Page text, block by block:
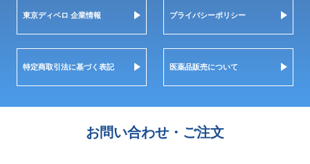
東京ディベロ 企業情報 プライバシーポリシー
特定商取引法に基づく表記 医薬品販売について
お問い合わせ・ご注文